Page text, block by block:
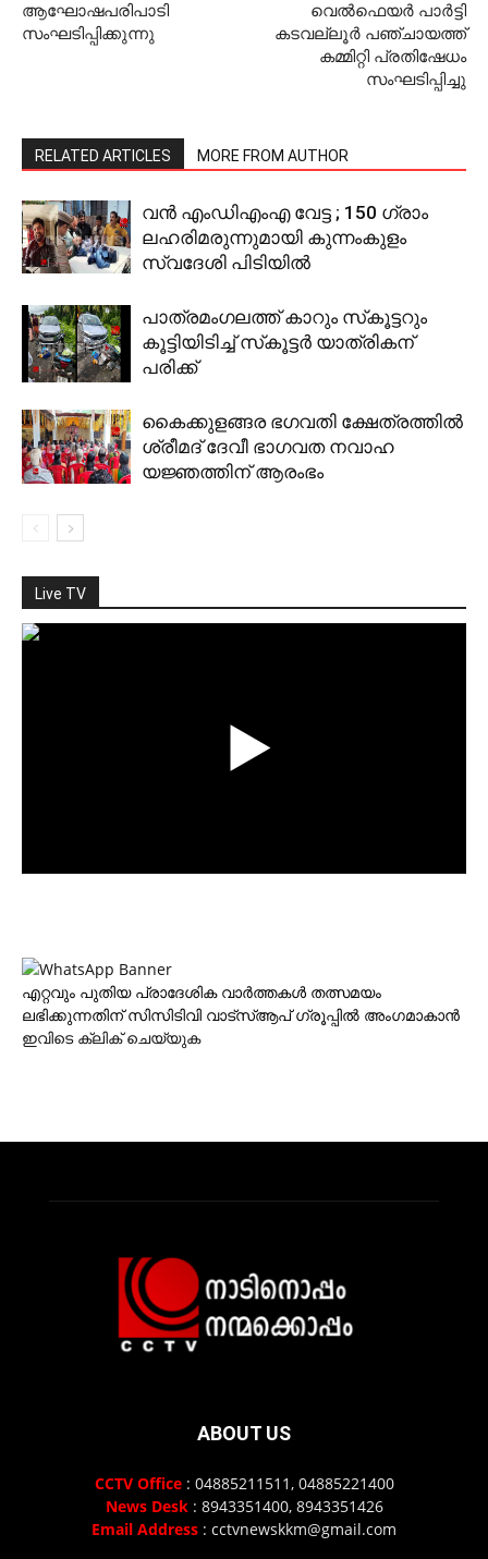
ആഘോഷപരിപാടി
സംഘടിപ്പിക്കുന്നു
വെല്‍ഫെയര്‍ പാര്‍ട്ടി
കടവല്ലൂര്‍ പഞ്ചായത്ത്
കമ്മിറ്റി പ്രതിഷേധം
സംഘടിപ്പിച്ചു
RELATED ARTICLES MORE FROM AUTHOR
വന്‍ എംഡിഎംഎ വേട്ട ; 150 ഗ്രാം
ലഹരിമരുന്നുമായി കുന്നംകുളം
സ്വദേശി പിടിയില്‍
പാത്രമംഗലത്ത് കാറും സ്‌കൂട്ടറും
കൂട്ടിയിടിച്ച് സ്‌കൂട്ടര്‍ യാത്രികന്
പരിക്ക്
കൈക്കുളങ്ങര ഭഗവതി ക്ഷേത്രത്തില്‍
ശ്രീമദ് ദേവീ ഭാഗവത നവാഹ
യജ്ഞത്തിന് ആരംഭം
Live TV
എറ്റവും പുതിയ പ്രാദേശിക വാര്‍ത്തകള്‍ തത്സമയം
ലഭിക്കുന്നതിന് സിസിടിവി വാട്‌സ്ആപ് ഗ്രൂപ്പില്‍ അംഗമാകാന്‍
ഇവിടെ ക്ലിക് ചെയ്യുക
ABOUT US
CCTV Office: 04885211511, 04885221400
News Desk: 8943351400, 8943351426
Email Address : cctvnewskkm@gmail.com